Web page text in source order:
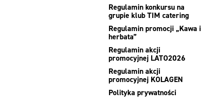
Regulamin konkursu na
grupie klub TIM catering
Regulamin promocji „Kawa i
herbata”
Regulamin akcji
promocyjnej LATO2026
Regulamin akcji
promocyjnej KOLAGEN
Polityka prywatności